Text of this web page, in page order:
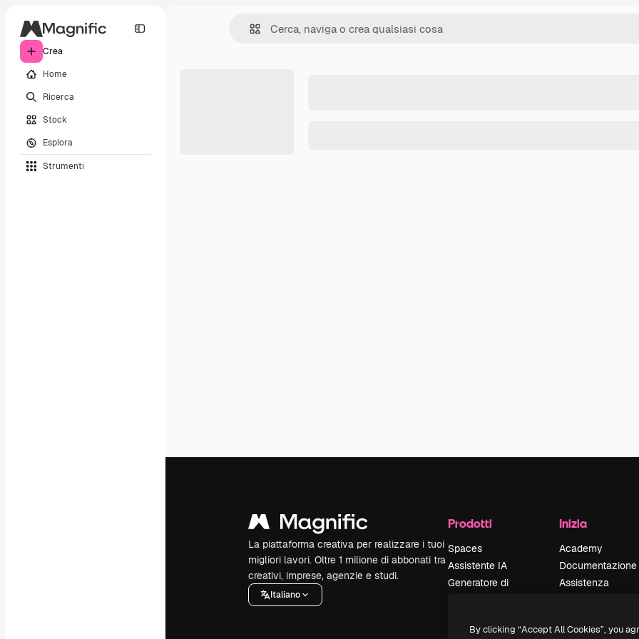
Crea
Home
Ricerca
Stock
Esplora
Strumenti
La piattaforma creativa per realizzare i tuoi
migliori lavori. Oltre 1 milione di abbonati tra
creativi, imprese, agenzie e studi.
Italiano
Prodotti
Spaces
Assistente IA
Generatore di
Inizia
Academy
Documentazione
Assistenza
Politica sulla
By clicking “Accept All Cookies”, you